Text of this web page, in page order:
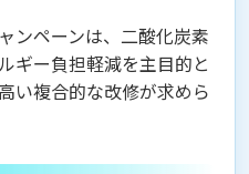
ンペーンは、二酸化炭素
ギー負担軽減を主目的と
い複合的な改修が求めら